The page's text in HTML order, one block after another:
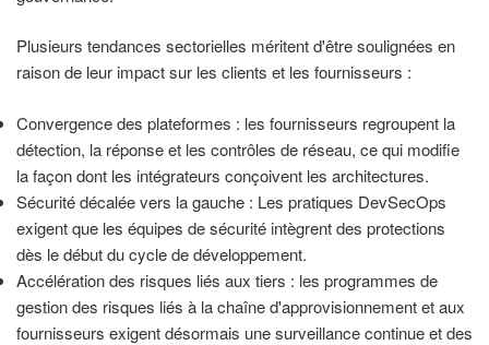
Plusieurs tendances sectorielles méritent d'être soulignées en
raison de leur impact sur les clients et les fournisseurs :
Convergence des plateformes : les fournisseurs regroupent la
détection, la réponse et les contrôles de réseau, ce qui modifie
la façon dont les intégrateurs conçoivent les architectures.
Sécurité décalée vers la gauche : Les pratiques DevSecOps
exigent que les équipes de sécurité intègrent des protections
dès le début du cycle de développement.
Accélération des risques liés aux tiers : les programmes de
gestion des risques liés à la chaîne d'approvisionnement et aux
fournisseurs exigent désormais une surveillance continue et des